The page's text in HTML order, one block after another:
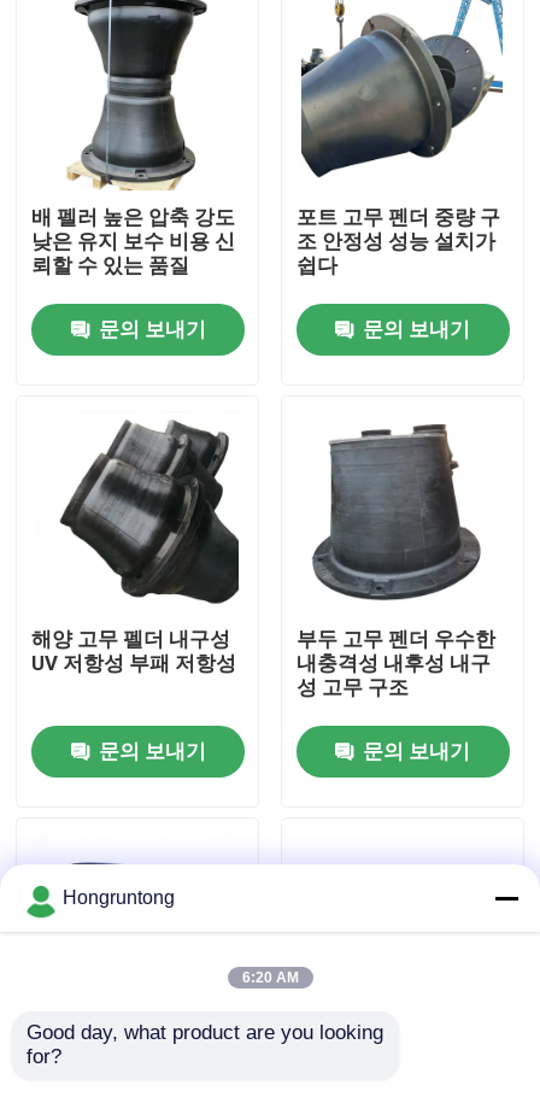
제품
비디오
우리 에 관한 것
품질 관리
플랫폼 고무 방현재
배 펠러 높은 압축 강도
낮은 유지 보수 비용 신
뢰할 수 있는 품질
문의 보내기
포트 고무 펜더 중량 구
조 안정성 성능 설치가
쉽다
문의 보내기
해양 고무 펠더 내구성
UV 저항성 부패 저항성
문의 보내기
부두 고무 펜더 우수한
내충격성 내후성 내구
성 고무 구조
문의 보내기
콘 고무 펜더 높은 에너
Hongruntong
6:20 AM
Good day, what product are you looking
for?